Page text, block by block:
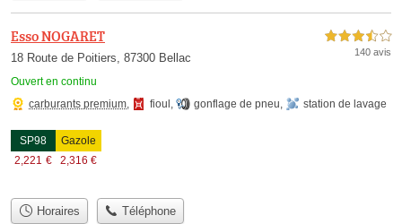
Esso NOGARET
18 Route de Poitiers, 87300 Bellac
Ouvert en continu
3,5 étoiles sur 5
140 avis
carburants premium, fioul , gonflage de pneu, station de lavage
SP98
2,221 €
Gazole
2,316 €
Horaires Téléphone